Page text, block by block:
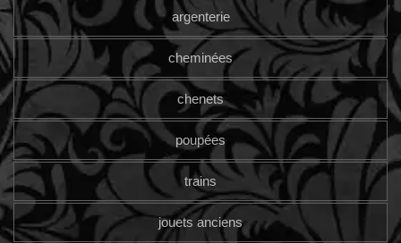
argenterie
cheminées
chenets
poupées
trains
jouets anciens